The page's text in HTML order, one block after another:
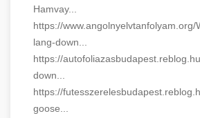
Hamvay...
https://www.angolnyelvtanfolyam.org/
lang-down...
https://
down...
https://
goose...